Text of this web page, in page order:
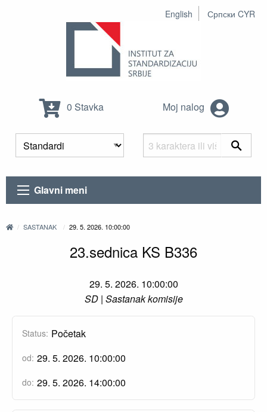
English Српски CYR
0 Stavka Moj nalog
Glavni meni
SASTANAK 29. 5. 2026. 10:00:00
23.sednica KS B336
29. 5. 2026. 10:00:00
SD | Sastanak komisije
Status: Početak
od: 29. 5. 2026. 10:00:00
do: 29. 5. 2026. 14:00:00